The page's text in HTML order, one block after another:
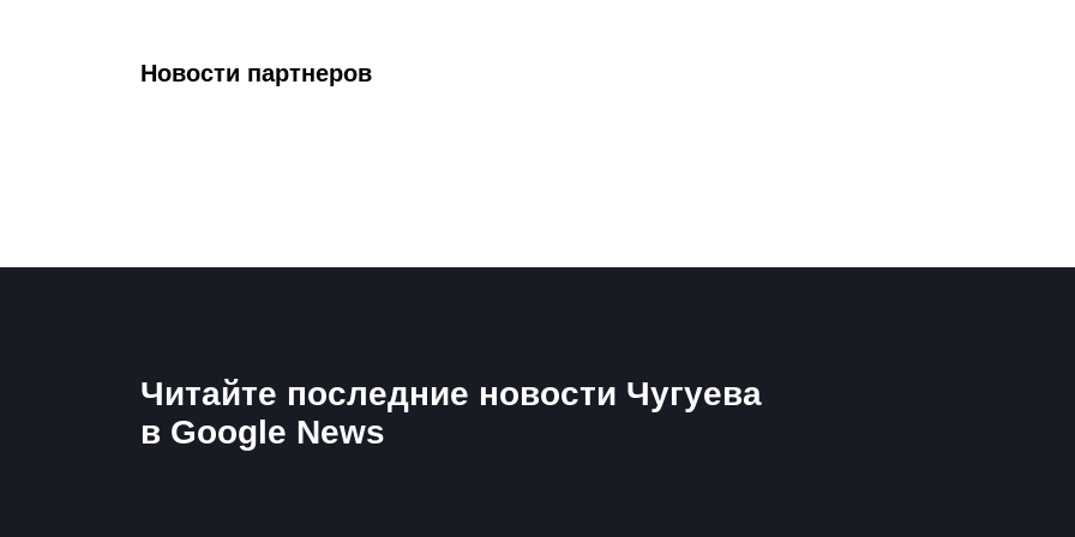
Новости партнеров
Читайте последние новости Чугуева
в Google News